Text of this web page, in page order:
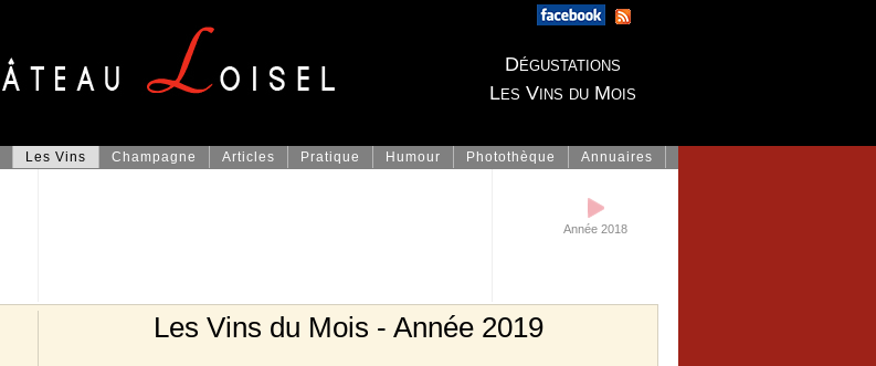
Dégustations
Les Vins du Mois
Les Vins Champagne Articles Pratique Humour Photothèque Annuaires
Année 2018
Les Vins du Mois - Année 2019